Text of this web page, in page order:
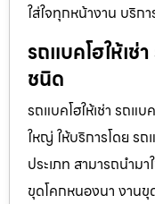
ใส่ใจทุกหน้างาน บริก
รถแบคโฮให้เช่
ชนิด
รถแบคโฮให้เช่า รถแ
ใหญ่ ให้บริการโดย ร
ประเภท สามารถนำมา
ขุดโคกหนองนา งาน